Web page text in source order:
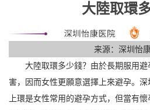
大陸取環
来源：深圳怡
大陸取環多少錢？由於長期服用
害，因而女性更願意選擇上來避孕。深
上環是女性常用的避孕方式，但當有